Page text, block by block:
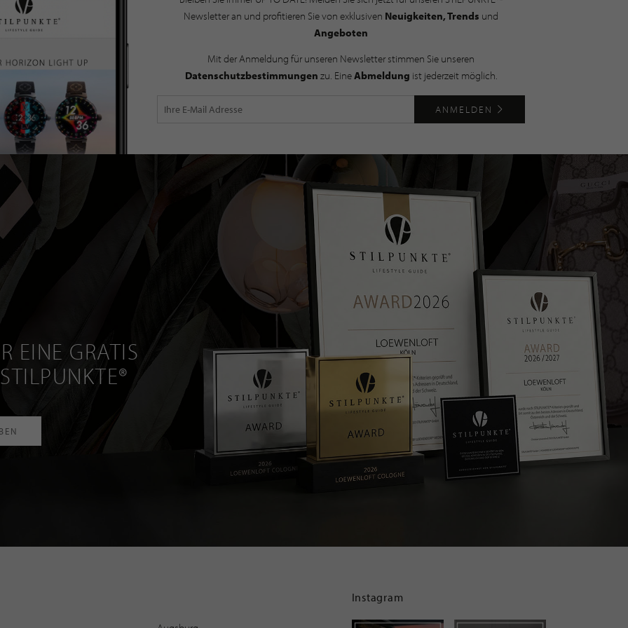
Newsletter an und profitieren Sie von exklusiven Neuigkeiten, Trends und
Angeboten
Mit der Anmeldung für unseren Newsletter stimmen Sie unseren
Datenschutzbestimmungen zu. EineAbmeldung ist jederzeit möglich.
ANMELDEN
EINE GRATIS
Instagram